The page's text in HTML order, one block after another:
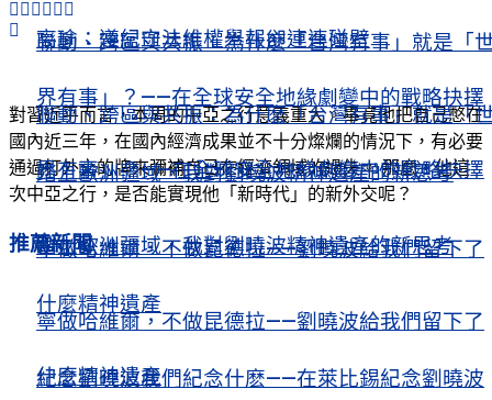
聯動、跨區與共振：為什麽「台灣有事」就是「
界有事」？——在全球安全地緣劇變中的戰略抉擇
踏上歐洲疆域，我對劉曉波精神遺產的新思考
寧做哈維爾，不做昆德拉——劉曉波給我們留下了
什麼精神遺產
紀念劉曉波我們紀念什麽——在萊比錫紀念劉曉波
高瑜：遵紀守法維權舉報卻連連碰壁
聯動、跨區與共振：為什麽「台灣有事」就是「
界有事」？——在全球安全地緣劇變中的戰略抉擇
踏上歐洲疆域，我對劉曉波精神遺產的新思考
寧做哈維爾，不做昆德拉——劉曉波給我們留下了
什麼精神遺產
對習近平而言，本周的中亞之行意義重大。畢竟他把自己憋在
國內近三年，在國內經濟成果並不十分燦爛的情況下，有必要
通過打外交的牌來彌補自己在經濟領域的過失。 那麼，他這
次中亞之行，是否能實現他「新時代」的新外交呢？
推薦新聞